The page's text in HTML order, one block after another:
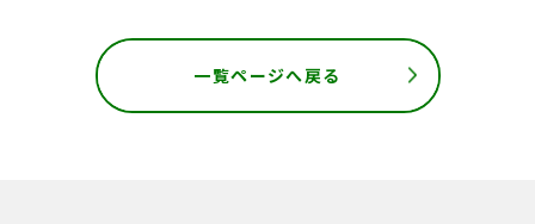
一覧ページへ戻る